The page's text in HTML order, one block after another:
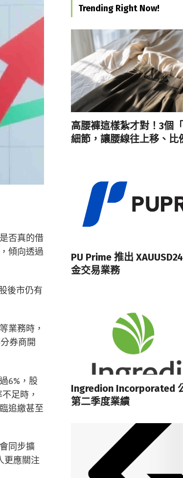
否真的借
傾向透過
後市仍有
業務時，
券商開
6%，股
足時，
追繳甚至
同步擴
更應關注
Trending Right Now!
高腰褲這樣紮才對！3個「
細節，讓腰線往上移、比
PU Prime 推出
金交易業務
Ingredion Incorporated
第二季度業績